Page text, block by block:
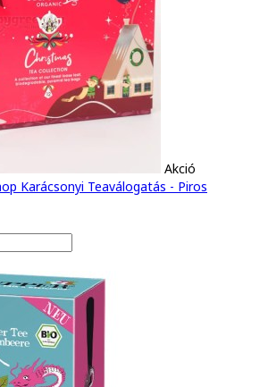
Akció
Karácsonyi Teaválogatás - Piros